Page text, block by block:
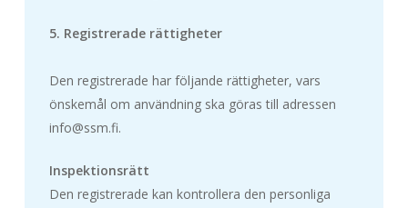
5. Registrerade rättigheter
Den registrerade har följande rättigheter, vars
önskemål om användning ska göras till adressen
info@ssm.fi.
Inspektionsrätt
Den registrerade kan kontrollera den personliga